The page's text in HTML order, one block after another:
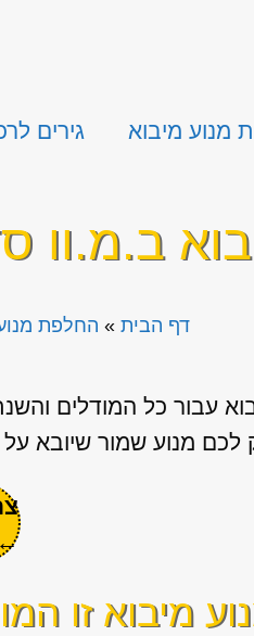
מנוע מיבוא גירים
ב.מ.וו
דף הבית » החלפת
עבור כל המודלים
לכם מנוע שמור שיובא על
←
מיבוא זו